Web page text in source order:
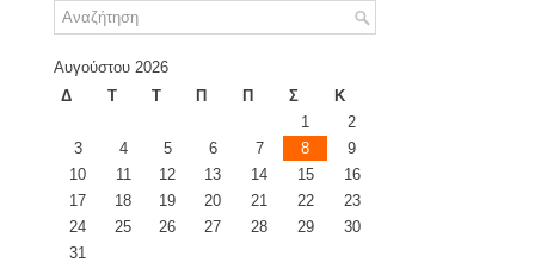
Αυγούστου 2026
Δ
Τ Τ Π Π Σ Κ
1
2
3
4 5 6 7 8
9
10
11 12 13 14 15
16
17
18 19 20 21 22
23
24
25 26 27 28 29
30
31